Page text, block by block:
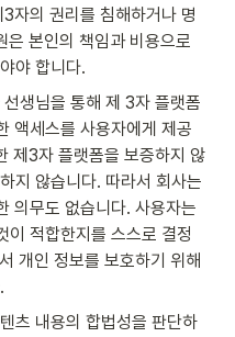
자의 권리를 침해하거나 명
은 본인의 책임과 비용으로
야 합니다.
생님을 통해 제 3자 플랫폼
액세스를 사용자에게 제공
제3자 플랫폼을 보증하지 않
지 않습니다. 따라서 회사는
의무도 없습니다. 사용자는
이 적합한지를 스스로 결정
개인 정보를 보호하기 위해
츠 내용의 합법성을 판단하